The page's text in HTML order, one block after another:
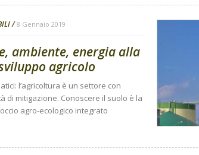
8 Gennaio 2019
ambiente, energia alla
agricolo
l’agricoltura è un settore con
di mitigazione. Conoscere il suolo è la
agro-ecologico integrato